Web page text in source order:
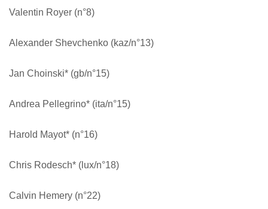
Valentin Royer (n°8)
Alexander Shevchenko (kaz/n°13)
Jan Choinski* (gb/n°15)
Andrea Pellegrino* (ita/n°15)
Harold Mayot* (n°16)
Chris Rodesch* (lux/n°18)
Calvin Hemery (n°22)